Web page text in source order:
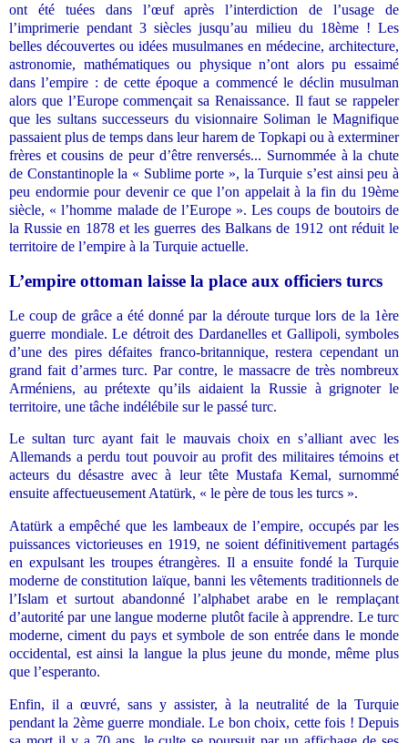
ont été tuées dans l’œuf après l’interdiction de l’usage de
l’imprimerie pendant 3 siècles jusqu’au milieu du 18ème ! Les
belles découvertes ou idées musulmanes en médecine, architecture,
astronomie, mathématiques ou physique n’ont alors pu essaimé
dans l’empire : de cette époque a commencé le déclin musulman
alors que l’Europe commençait sa Renaissance. Il faut se rappeler
que les sultans successeurs du visionnaire Soliman le Magnifique
passaient plus de temps dans leur harem de Topkapi ou à exterminer
frères et cousins de peur d’être renversés... Surnommée à la chute
de Constantinople la « Sublime porte », la Turquie s’est ainsi peu à
peu endormie pour devenir ce que l’on appelait à la fin du 19ème
siècle, « l’homme malade de l’Europe ». Les coups de boutoirs de
la Russie en 1878 et les guerres des Balkans de 1912 ont réduit le
territoire de l’empire à la Turquie actuelle.
L’empire ottoman laisse la place aux officiers turcs
Le coup de grâce a été donné par la déroute turque lors de la 1ère
guerre mondiale. Le détroit des Dardanelles et Gallipoli, symboles
d’une des pires défaites franco-britannique, restera cependant un
grand fait d’armes turc. Par contre, le massacre de très nombreux
Arméniens, au prétexte qu’ils aidaient la Russie à grignoter le
territoire, une tâche indélébile sur le passé turc.
Le sultan turc ayant fait le mauvais choix en s’alliant avec les
Allemands a perdu tout pouvoir au profit des militaires témoins et
acteurs du désastre avec à leur tête Mustafa Kemal, surnommé
ensuite affectueusement Atatürk, « le père de tous les turcs ».
Atatürk a empêché que les lambeaux de l’empire, occupés par les
puissances victorieuses en 1919, ne soient définitivement partagés
en expulsant les troupes étrangères. Il a ensuite fondé la Turquie
moderne de constitution laïque, banni les vêtements traditionnels de
l’Islam et surtout abandonné l’alphabet arabe en le remplaçant
d’autorité par une langue moderne plutôt facile à apprendre. Le turc
moderne, ciment du pays et symbole de son entrée dans le monde
occidental, est ainsi la langue la plus jeune du monde, même plus
que l’esperanto.
Enfin, il a œuvré, sans y assister, à la neutralité de la Turquie
pendant la 2ème guerre mondiale. Le bon choix, cette fois ! Depuis